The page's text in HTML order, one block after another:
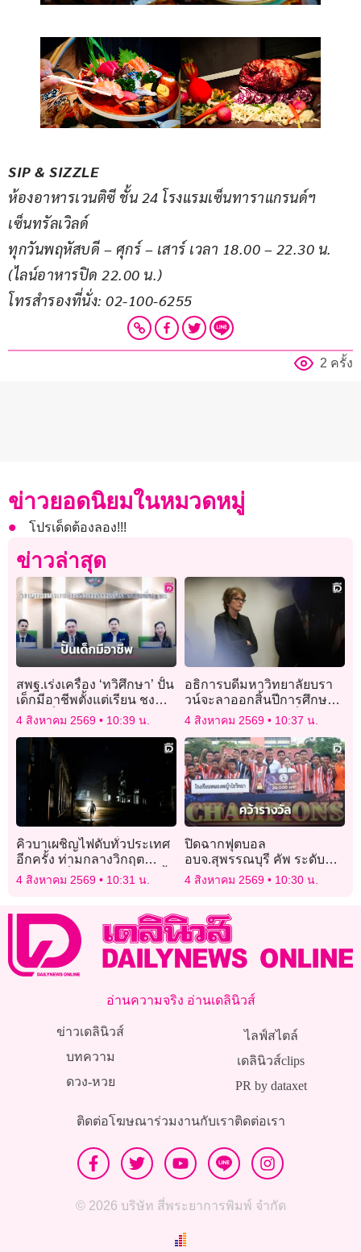
SIP & SIZZLE
ห้องอาหารเวนติซี ชั้น 24 โรงแรมเซ็นทาราแกรนด์ฯ
เซ็นทรัลเวิลด์
ทุกวันพฤหัสบดี – ศุกร์ – เสาร์ เวลา 18.00 – 22.30 น.
(ไลน์อาหารปิด 22.00 น.)
โทรสำรองที่นั่ง: 02-100-6255
2 ครั้ง
ข่าวยอดนิยมในหมวดหมู่
โปรเด็ดต้องลอง!!!
ข่าวล่าสุด
สพฐ.เร่งเครื่อง ‘ทวิศึกษา’ ปั้น
เด็กมีอาชีพตั้งแต่เรียน ชง
ขยายทั่วประเทศ
4 สิงหาคม 2569 10:39 น.
อธิการบดีมหาวิทยาลัยบรา
วน์จะลาออกสิ้นปีการศึกษา
หลังปะทะกับทรัมป์เรื่องเงิน
4 สิงหาคม 2569 10:37 น.
คิวบาเผชิญไฟดับทั่วประเทศ
อีกครั้ง ท่ามกลางวิกฤต
พลังงานที่ทวีความรุนแรงขึ้น
4 สิงหาคม 2569 10:31 น.
ปิดฉากฟุตบอล
อบจ.สุพรรณบุรี คัพ ระดับ
มัธยมฯ รร.หนองผักนาก คว้า
4 สิงหาคม 2569 10:30 น.
อ่านความจริง อ่านเดลินิวส์
ข่าวเดลินิวส์
บทความ
ดวง-หวย
ไลฟ์สไตล์
เดลินิวส์clips
PR by dataxet
ติดต่อโฆษณาร่วมงานกับเราติดต่อเรา
© 2026 บริษัท สี่พระยาการพิมพ์ จำกัด